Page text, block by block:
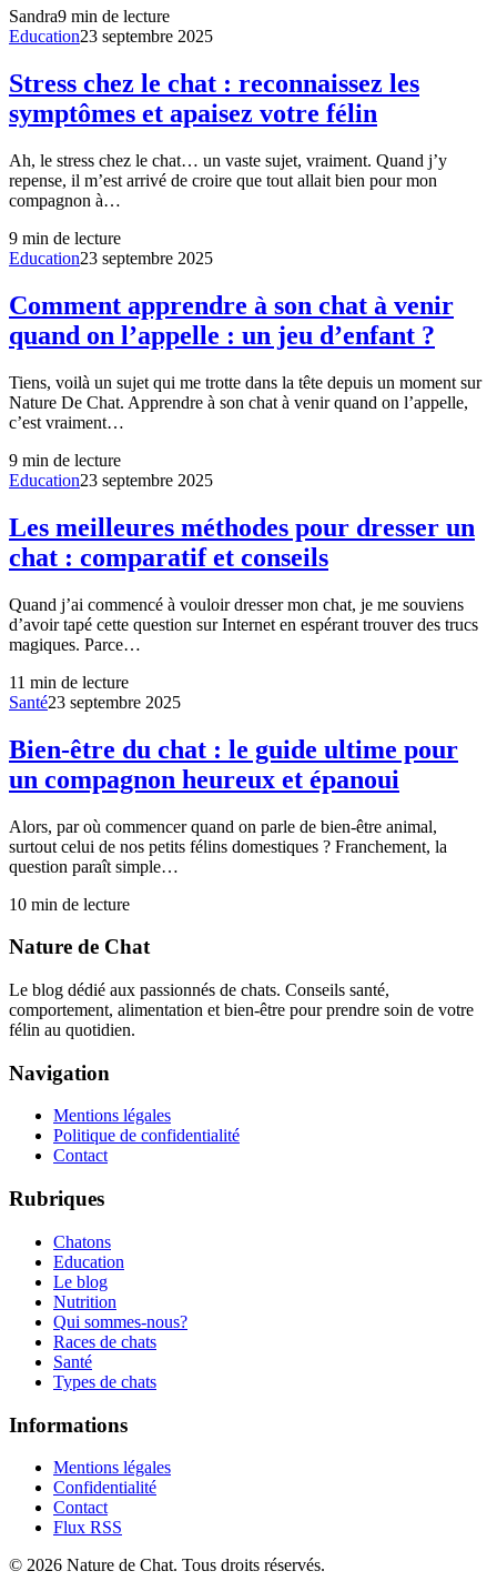
Sandra9 min de lecture
Education23 septembre 2025
Stress chez le chat : reconnaissez les
symptômes et apaisez votre félin
Ah, le stress chez le chat… un vaste sujet, vraiment. Quand j’y
repense, il m’est arrivé de croire que tout allait bien pour mon
compagnon à…
9 min de lecture
Education23 septembre 2025
Comment apprendre à son chat à venir
quand on l’appelle : un jeu d’enfant ?
Tiens, voilà un sujet qui me trotte dans la tête depuis un moment sur
Nature De Chat. Apprendre à son chat à venir quand on l’appelle,
c’est vraiment…
9 min de lecture
Education23 septembre 2025
Les meilleures méthodes pour dresser un
chat : comparatif et conseils
Quand j’ai commencé à vouloir dresser mon chat, je me souviens
d’avoir tapé cette question sur Internet en espérant trouver des trucs
magiques. Parce…
11 min de lecture
Santé23 septembre 2025
Bien-être du chat : le guide ultime pour
un compagnon heureux et épanoui
Alors, par où commencer quand on parle de bien-être animal,
surtout celui de nos petits félins domestiques ? Franchement, la
question paraît simple…
10 min de lecture
Nature de Chat
Le blog dédié aux passionnés de chats. Conseils santé,
comportement, alimentation et bien-être pour prendre soin de votre
félin au quotidien.
Navigation
Mentions légales
Politique de confidentialité
Contact
Rubriques
Chatons
Education
Le blog
Nutrition
Qui sommes-nous?
Races de chats
Santé
Types de chats
Informations
Mentions légales
Confidentialité
Contact
Flux RSS
© 2026 Nature de Chat. Tous droits réservés.